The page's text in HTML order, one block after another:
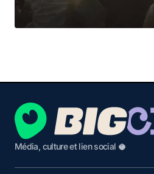
Média, culture et lien social 🥥